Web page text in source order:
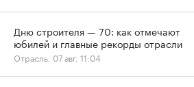
Дню строителя — 70: как отмечают
юбилей и главные рекорды отрасли
Отрасль, 07 авг, 11:04